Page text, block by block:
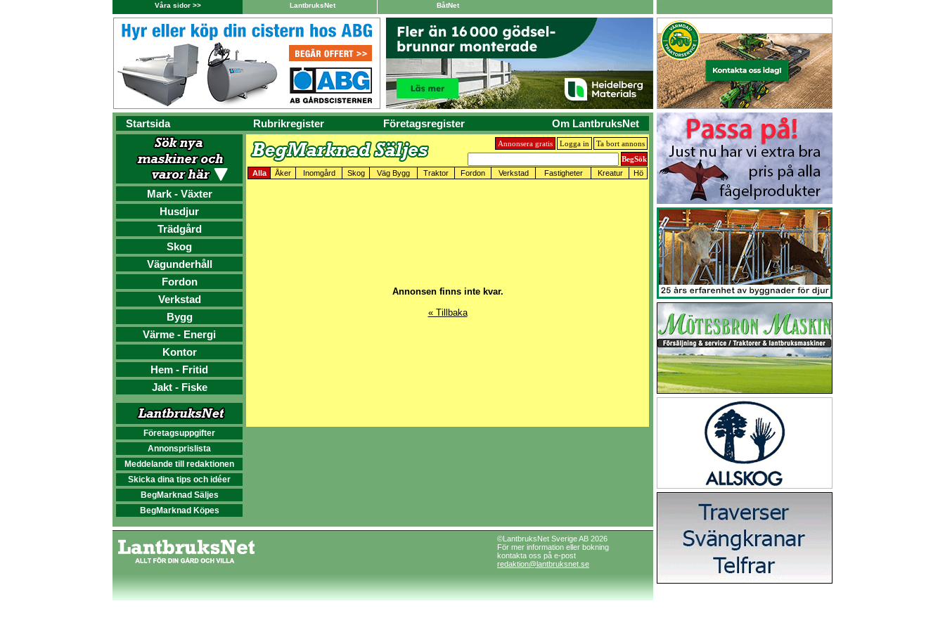
Våra sidor >> LantbruksNet BåtNet
Startsida Rubrikregister Företagsregister Om LantbruksNet
Mark - Växter
Husdjur
Trädgård
Skog
Vägunderhåll
Fordon
Verkstad
Bygg
Värme - Energi
Kontor
Hem - Fritid
Jakt - Fiske
Företagsuppgifter
Annonsprislista
Meddelande till redaktionen
Skicka dina tips och idéer
BegMarknad Säljes
BegMarknad Köpes
Annonsera gratis Logga in Ta bort annons
Alla Åker Inomgård Skog Väg Bygg Traktor Fordon Verkstad Fastigheter Kreatur Hö
Annonsen finns inte kvar.
« Tillbaka
©LantbruksNet Sverige AB 2026
För mer information eller bokning
kontakta oss på e-post
redaktion@lantbruksnet.se